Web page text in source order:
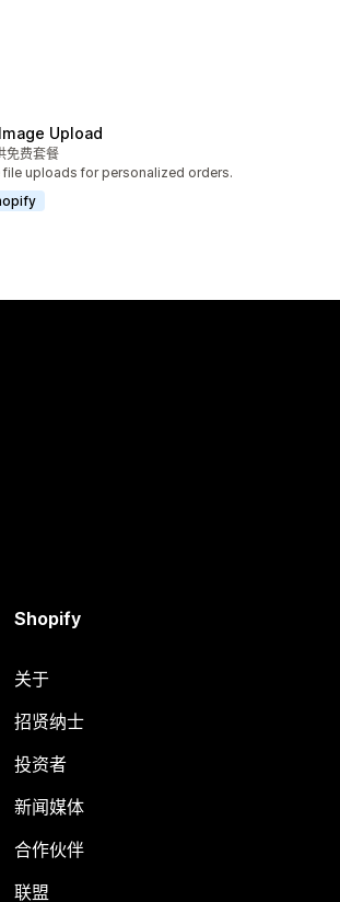
Upload
）
免费套餐
file uploads for personalized orders.
Shopify
关于
招贤纳士
投资者
新闻媒体
合作伙伴
联盟